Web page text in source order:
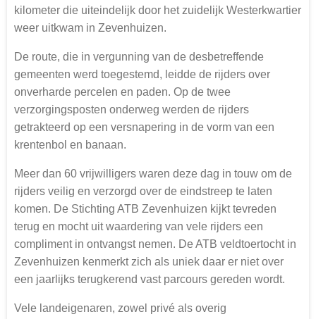
kilometer die uiteindelijk door het zuidelijk Westerkwartier
weer uitkwam in Zevenhuizen.
De route, die in vergunning van de desbetreffende
gemeenten werd toegestemd, leidde de rijders over
onverharde percelen en paden. Op de twee
verzorgingsposten onderweg werden de rijders
getrakteerd op een versnapering in de vorm van een
krentenbol en banaan.
Meer dan 60 vrijwilligers waren deze dag in touw om de
rijders veilig en verzorgd over de eindstreep te laten
komen. De Stichting ATB Zevenhuizen kijkt tevreden
terug en mocht uit waardering van vele rijders een
compliment in ontvangst nemen. De ATB veldtoertocht in
Zevenhuizen kenmerkt zich als uniek daar er niet over
een jaarlijks terugkerend vast parcours gereden wordt.
Vele landeigenaren, zowel privé als overig